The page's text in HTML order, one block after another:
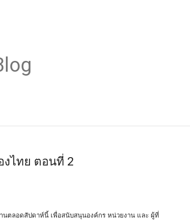
งไทย ตอนที่ 2
นตลอดสัปดาห์นี้ เพื่อสนับสนุนองค์กร หน่วยงาน และ ผู้ที่